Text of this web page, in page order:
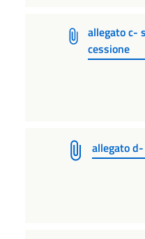
allegato c-
cessione
allegato